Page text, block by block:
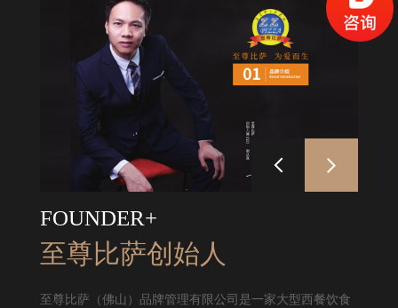
FOUNDER+
至尊比萨创始人
至尊比萨（佛山）品牌管理有限公司是一家大型西餐饮食